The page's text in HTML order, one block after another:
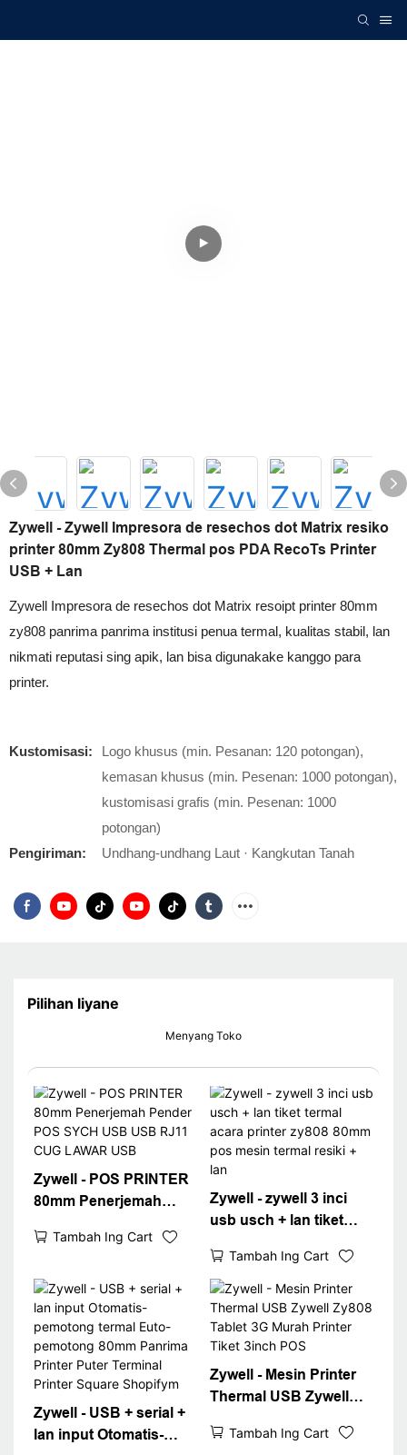
Zywell - Zywell Impresora de resechos dot Matrix resiko
printer 80mm Zy808 Thermal pos PDA RecoTs Printer
USB + Lan
Zywell Impresora de resechos dot Matrix resoipt printer 80mm
zy808 panrima panrima institusi penua termal, kualitas stabil, lan
nikmati reputasi sing apik, lan bisa digunakake kanggo para
printer.
Kustomisasi:
Logo khusus (min. Pesanan: 120 potongan),
kemasan khusus (min. Pesenan: 1000 potongan),
kustomisasi grafis (min. Pesenan: 1000
potongan)
Pengiriman:
Undhang-undhang Laut · Kangkutan Tanah
Pilihan liyane
Menyang Toko
Zywell - POS PRINTER
80mm Penerjemah
USB USB RJ11 CUG
Tambah Ing Cart
Zywell - zywell 3 inci
usb usch + lan tiket
zy808 80mm pos mesin
termal resiki + lan
Tambah Ing Cart
Zywell - USB + serial +
lan input Otomatis-
Zywell - Mesin Printer
Thermal USB Zywell
Printer Tiket 3inch POS
Tambah Ing Cart